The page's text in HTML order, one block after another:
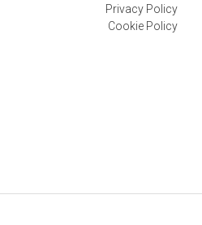
Privacy Policy
Cookie Policy